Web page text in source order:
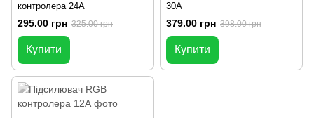
контролера 24А
295.00 грн 325.00 грн
Купити
30А
379.00 грн 398.00 грн
Купити